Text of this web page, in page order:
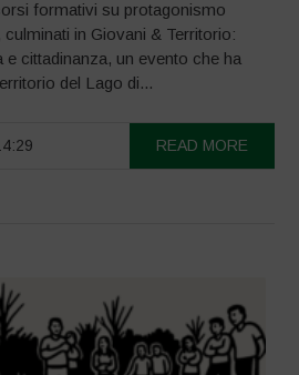
formativi su protagonismo
in Giovani & Territorio:
cittadinanza, un evento che ha
del Lago di...
READ MORE